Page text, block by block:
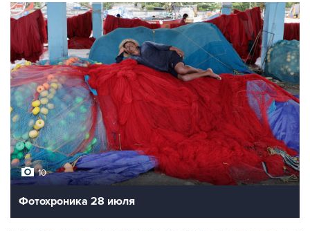
10
Фотохроника 28 июля